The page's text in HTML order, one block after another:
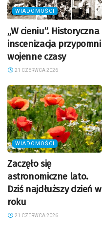
WIADOMOŚCI
„W cieniu”. Historyczna
inscenizacja przypomni
wojenne czasy
21 CZERWCA 2026
WIADOMOŚCI
Zaczęło się
astronomiczne lato.
Dziś najdłuższy dzień w
roku
21 CZERWCA 2026